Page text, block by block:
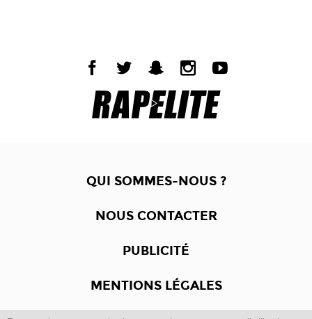
QUI SOMMES-NOUS ?
NOUS CONTACTER
PUBLICITÉ
MENTIONS LÉGALES